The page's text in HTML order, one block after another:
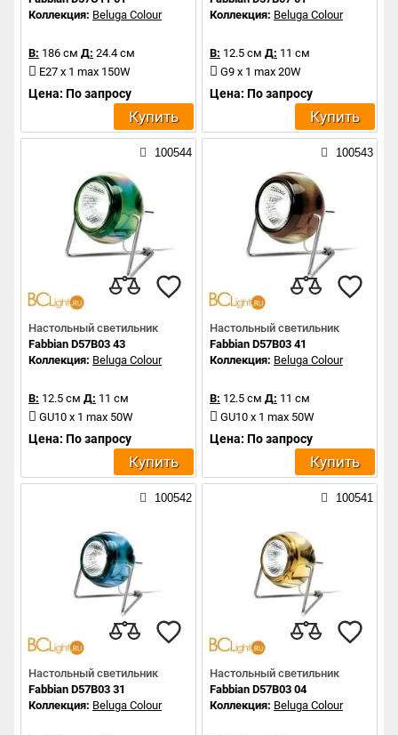
Коллекция: Beluga Colour
В: 186 см Д: 24.4 см
E27 x 1 max 150W
Цена: По запросу
Купить
Коллекция: Beluga Colour
В: 12.5 см Д: 11 см
G9 x 1 max 20W
Цена: По запросу
Купить
100544
Настольный светильник
Fabbian D57B03 43
Коллекция: Beluga Colour
В: 12.5 см Д: 11 см
GU10 x 1 max 50W
Цена: По запросу
Купить
100543
Настольный светильник
Fabbian D57B03 41
Коллекция: Beluga Colour
В: 12.5 см Д: 11 см
GU10 x 1 max 50W
Цена: По запросу
Купить
100542
Настольный светильник
Fabbian D57B03 31
Коллекция: Beluga Colour
100541
Настольный светильник
Fabbian D57B03 04
Коллекция: Beluga Colour